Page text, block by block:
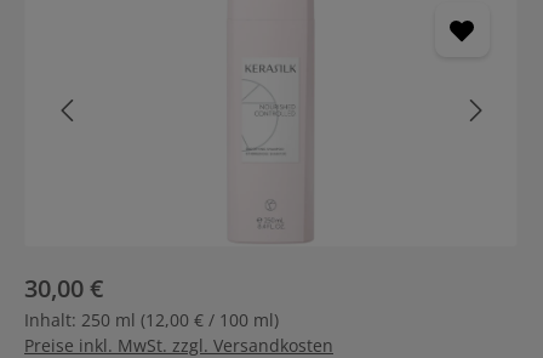
30,00 €
Inhalt: 250 ml (12,00 € / 100 ml)
Preise inkl. MwSt. zzgl. Versandkosten